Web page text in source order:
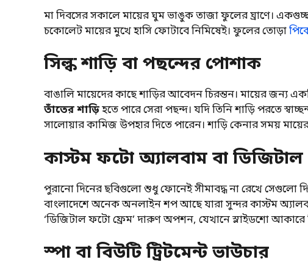
মা দিবসের সকালে মায়ের ঘুম ভাঙুক তাজা ফুলের ঘ্রাণে। একগুচ্ছ
চকোলেট মায়ের মুখে হাসি ফোটাবে নিমিষেই। ফুলের তোড়া
সিল্ক শাড়ি বা পছন্দের পোশাক
বাঙালি মায়েদের কাছে শাড়ির আবেদন চিরন্তন। মায়ের জন্য
তাঁতের শাড়িহতে পারে সেরা পছন্দ। যদি তিনি শাড়ি পরতে
সালোয়ার কামিজ উপহার দিতে পারেন। শাড়ি কেনার সময়
কাস্টম ফটো অ্যালবাম বা ডিজিটাল
পুরানো দিনের ছবিগুলো শুধু ফোনেই সীমাবদ্ধ না রেখে সেগুলো
বাংলাদেশে অনেক অনলাইন শপ আছে যারা সুন্দর কাস্টম
‘ডিজিটাল ফটো ফ্রেম’ দারুণ অপশন, যেখানে স্লাইডশো আকারে
স্পা বা বিউটি ট্রিটমেন্ট ভাউচার